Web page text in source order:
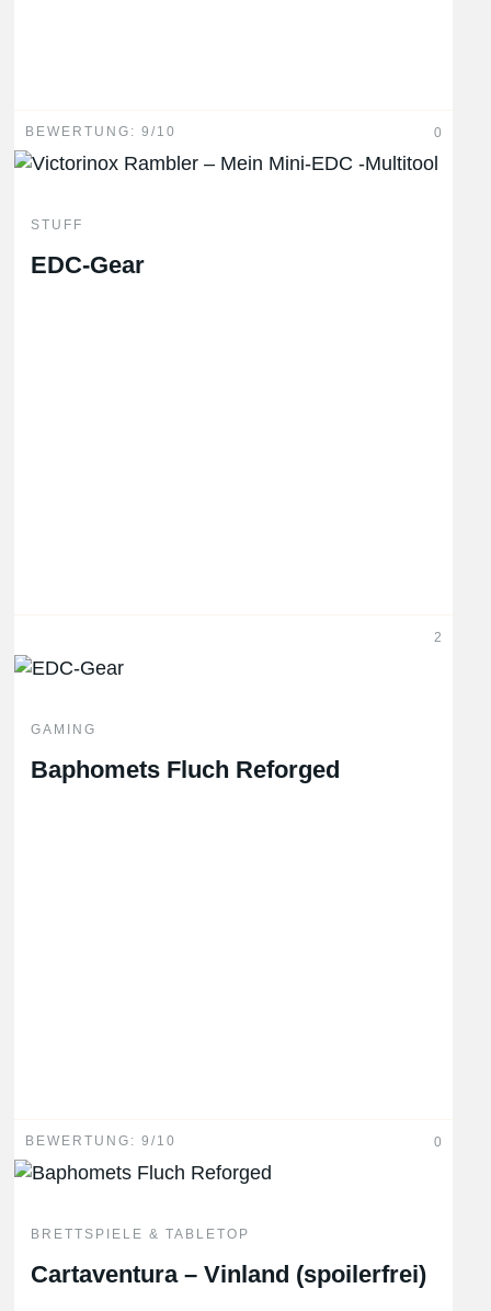
BEWERTUNG: 9/10 0
STUFF
EDC-Gear
2
GAMING
Baphomets Fluch Reforged
BEWERTUNG: 9/10 0
BRETTSPIELE & TABLETOP
Cartaventura – Vinland (spoilerfrei)